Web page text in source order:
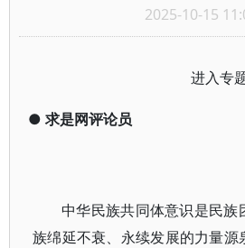
2025-10-15
进入专
● 求是网评论员
中华民族共同体意识是民族
族绵延不衰、永续发展的力量源